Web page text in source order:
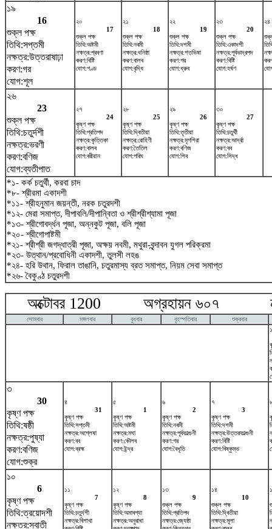
১৯
16
শুক্ল পক্ষ
তিথি:সপ্তমী
নক্ষত্র:উত্তরাষাঢ়া
করণ:গর
যোগ:শূল
২০
17
শুক্ল পক্ষ
তিথি:অষ্টমী
নক্ষত্র:শ্রবণা
করণ:বিষ্টি
যোগ:গণ্ড
২১
18
শুক্ল পক্ষ
তিথি:নবমী
নক্ষত্র:ধনিষ্ঠা
করণ:বালব
যোগ:বৃদ্ধি
২২
19
শুক্ল পক্ষ
তিথি:দশমী
নক্ষত্র:শতভিষ‌া
করণ:গর
যোগ:ধ্রুব
২৩
20
শুক্ল পক্ষ
তিথি:একাদশী
নক্ষত্র:পূর্বভাদ্রপদ
করণ:বিষ্টি
যোগ:হর্ষণ
২৪
২৬
23
শুক্ল পক্ষ
তিথি:চতুর্দশী
নক্ষত্র:ভরণী
করণ:বণিজ
যোগ:ব্যতীপাত
২৭
24
কৃষ্ণ পক্ষ
তিথি:প্রতিপদ
নক্ষত্র:কৃত্তিকা
করণ:বালব
যোগ:বরীয়ান
২৮
25
কৃষ্ণ পক্ষ
তিথি:দ্বিতীয়া
নক্ষত্র:রোহিণী
করণ:তৈতিল
যোগ:পরিঘ
২৯
26
কৃষ্ণ পক্ষ
তিথি:তৃতীয়া
নক্ষত্র:মৃগশিরা
করণ:বণিজ
যোগ:শিব
৩০
27
কৃষ্ণ পক্ষ
তিথি:চতুর্থী
নক্ষত্র:আর্দ্রা
করণ:বব
যোগ:সিদ্ধ
*১- কর্ক চতুর্থী, করবা চাদ
*৮- শ্রীরমা একাদশী
*১১- শ্রীহনুমান জয়ন্তী, নরক চতুরদশী
*১২- মেরা সমাপ্ত, দীপাবলি/দীপান্বিতা ও শ্রীশ্রীশ্যামা পূজা
*১৩- শ্রীগোবর্দ্ধন পূজা, অন্নকুট পূজা, বলি পূজা
*২০- শ্রীগোপাষ্টমী
*২১- শ্রীশ্রী জগদ্ধাত্রী পূজা, অক্ষয় নবমী, মথুরা-বৃন্দাবন যুগল পরিক্রমা
*২৩- উত্থান/প্রবোধিনী একাদশী, তুলসী লহঙ
*২৪- হরি উথান, ফিরাল তাঙানি, চতুরমাস্য ব্রত সমাপ্ত, নিয়ম সেবা সমাপ্ত
*২৬- বৈকুণ্ঠ চতুরদশী
অক্টোবর 1200 অগ্রহায়ন ৬০৭
সোমবার মঙ্গলবার বুধবার বৃহস্পতিবার
শুক্রবার
১
৩
30
কৃষ্ণ পক্ষ
তিথি:ষষ্ঠী
নক্ষত্র:পুষ্যা
করণ:বণিজ
যোগ:শুক্র
৪
31
কৃষ্ণ পক্ষ
তিথি:সপ্তমী
নক্ষত্র:অশ্লেষা
করণ:বব
যোগ:ব্রহ্ম
৫
1
কৃষ্ণ পক্ষ
তিথি:অষ্টমী
নক্ষত্র:মঘা
করণ:কৌলব
যোগ:ইন্দ্র
৬
2
কৃষ্ণ পক্ষ
তিথি:নবমী
নক্ষত্র:পূর্বফাল্গুনী
করণ:গর
যোগ:বৈধৃতি
৭
3
কৃষ্ণ পক্ষ
তিথি:দশমী
নক্ষত্র:উত্তরফাল্গুনী
করণ:বিষ্টি
যোগ:বিষ্কুম্ভ
১০
6
কৃষ্ণ পক্ষ
তিথি:ত্রয়োদশী
নক্ষত্র:স্বাতী
১১
7
কৃষ্ণ পক্ষ
তিথি:চতুর্দশী
নক্ষত্র:বিশাখা
১২
8
কৃষ্ণ পক্ষ
তিথি:অমাবশ্যা
নক্ষত্র:অনুরাধা
১৩
9
শুক্ল পক্ষ
তিথি:প্রতিপদ
নক্ষত্র:জ্যেষ্ঠা
১৪
10
শুক্ল পক্ষ
তিথি:দ্বিতীয়া
নক্ষত্র:মূলা